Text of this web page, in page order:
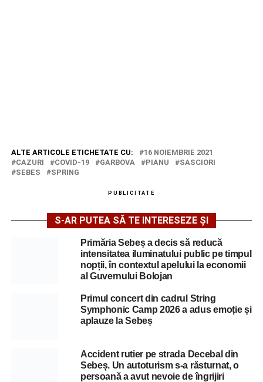
ALTE ARTICOLE ETICHETATE CU:
16 NOIEMBRIE 2021
CAZURI
COVID-19 GARBOVA PIANU
SASCIORI
SEBES
SPRING
PUBLICITATE
S-AR PUTEA SĂ TE INTERESEZE ȘI
Primăria Sebeș a decis să reducă
intensitatea iluminatului public pe timpul
nopții, în contextul apelului la economii
al Guvernului Bolojan
Primul concert din cadrul String
Symphonic Camp 2026 a adus emoție și
aplauze la Sebeș
Accident rutier pe strada Decebal din
Sebeș. Un autoturism s-a răsturnat, o
persoană a avut nevoie de îngrijiri